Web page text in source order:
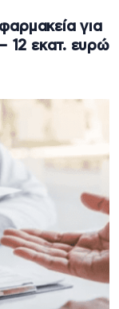
για
12 εκατ. ευρώ